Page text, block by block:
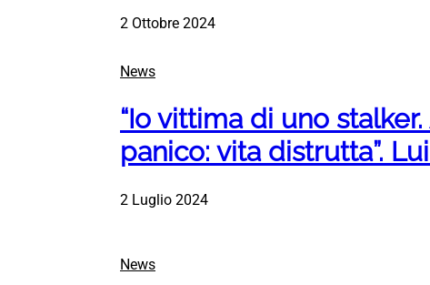
2 Ottobre 2024
News
“Io vittima di uno
panico: vita distrutta”.
2 Luglio 2024
News